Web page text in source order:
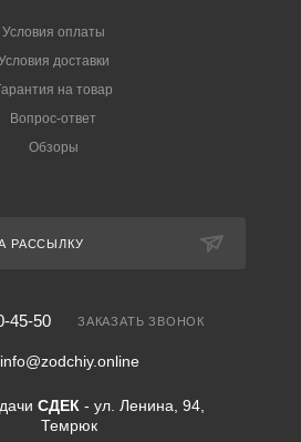
Условия оплаты
доставки
на товар
Вопрос-ответ
Обзоры
РАССЫЛКУ
45-50 ЗАКАЗАТЬ ЗВОНОК
info@zodchiy.online
СДЕК - ул. Ленина, 94,
Темрюк